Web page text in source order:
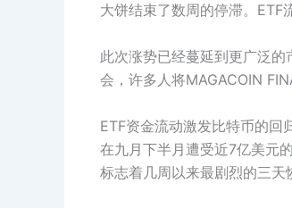
大饼结束了数周的停滞。ETF
此次涨势已经蔓延到更广泛
会，许多人将MAGACOIN
ETF资金流动激发比特币的回
在九月下半月遭受近7亿美元
标志着几周以来最剧烈的三